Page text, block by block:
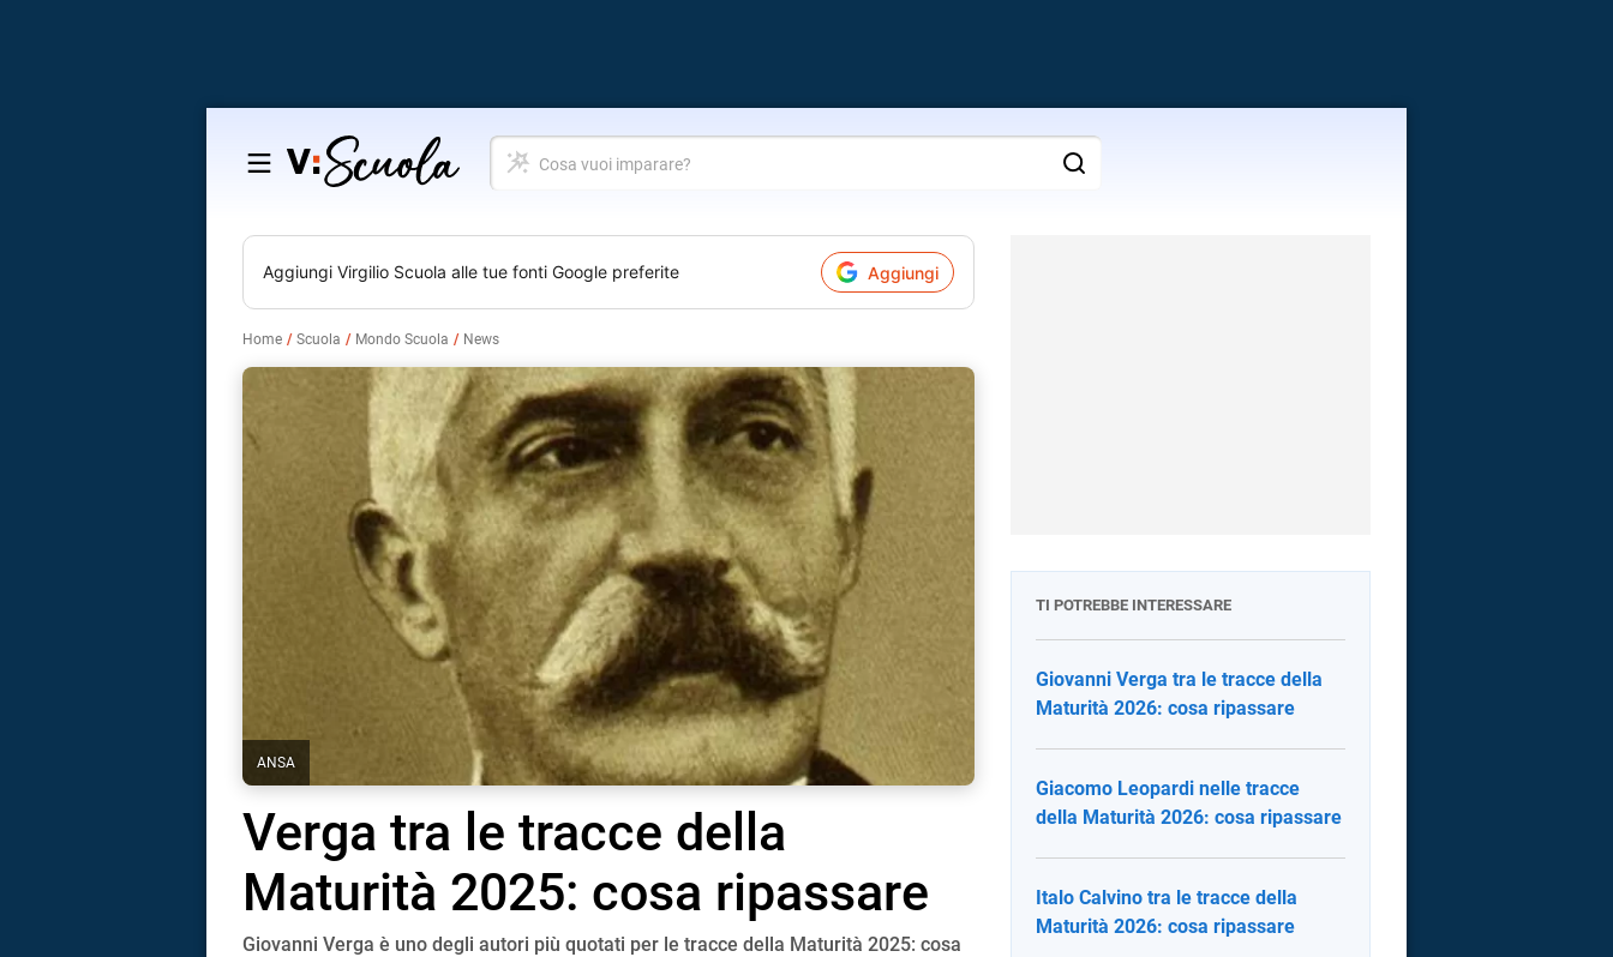
Salta
contenuto
Cosa
vuoi
Aggiungi Virgilio Scuola alle tue fonti Google preferite Aggiungi
Home Scuola Mondo Scuola News
ANSA
Verga tra le tracce della
Maturità 2025: cosa ripassare
Giovanni Verga è uno degli autori più quotati per le tracce della Maturità 2025: cosa
TI POTREBBE INTERESSARE
Giovanni Verga tra le tracce della
Maturità 2026: cosa ripassare
Giacomo Leopardi nelle tracce
della Maturità 2026: cosa ripassare
Italo Calvino tra le tracce della
Maturità 2026: cosa ripassare